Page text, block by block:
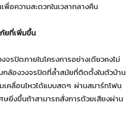
อความสะดวกในเวลากลางคืน
ยที่เพิ่มขึ้น
รปิดภายในโครงการอย่างเดียวคงไม่
ล้องวงจรปิดที่ล้ำสมัยที่ติดตั้งในตัวบ้าน
คลื่อนไหวได้แบบสดๆ ผ่านสมาร์ทโฟน
ษยิ่งขึ้นถ้าสามารถสั่งการด้วยเสียงผ่าน